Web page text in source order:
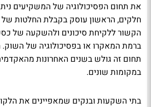
את תחום הפסיכולוגיה של המשקיעים
חלקים, הראשון עוסק בקבלת החלטות
הקשור ללקיחת סיכונים ולהשקעה של
ברמת המאקרו או בפסיכולוגיה של השוק.
תחום זה גולש בשנים האחרונות
במקומות שונים.
בתי השקעות ובנקים שמאפיינים את